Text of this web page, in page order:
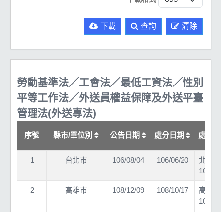
下載 查詢 清除
勞動基準法／工會法／最低工資法／性別
平等工作法／外送員權益保障及外送平臺
管理法(外送專法)
序號 縣市/單位別 公告日期 處分日期 處分
1 台北市 106/08/04 106/06/20
北市
2 高雄市 108/12/09 108/10/17
高市